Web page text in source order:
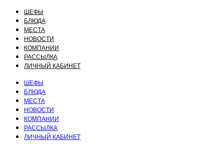
ШЕФЫ
БЛЮДА
МЕСТА
НОВОСТИ
КОМПАНИИ
РАССЫЛКА
ЛИЧНЫЙ КАБИНЕТ
ШЕФЫ
БЛЮДА
МЕСТА
НОВОСТИ
КОМПАНИИ
РАССЫЛКА
ЛИЧНЫЙ КАБИНЕТ